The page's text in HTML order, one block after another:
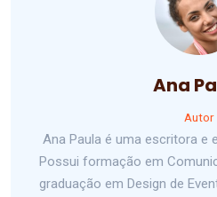
Ana
Autor
Ana Paula é uma escritora e
Possui formação em
graduação em Design de